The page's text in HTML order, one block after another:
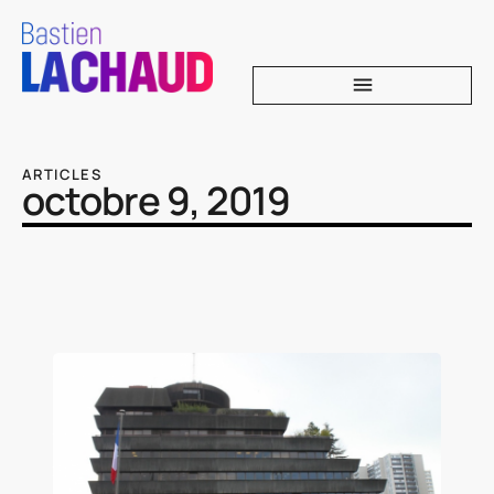
ARTICLES
octobre 9, 2019